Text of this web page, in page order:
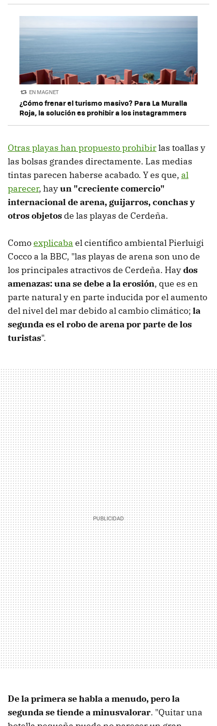
EN MAGNET
¿Cómo frenar el turismo masivo? Para La Muralla
Roja, la solución es prohibir a los instagrammers
Otras playas han propuesto prohibirlas toallas y
las bolsas grandes directamente. Las medias
tintas parecen haberse acabado. Y es que, al
parecer, hayun "creciente comercio"
internacional de arena, guijarros, conchas y
otros objetos de las playas de Cerdeña.
Comoexplicaba el científico ambiental Pierluigi
Cocco a la BBC, "las playas de arena son uno de
los principales atractivos de Cerdeña. Haydos
amenazas: una se debe a la erosión, que es en
parte natural y en parte inducida por el aumento
del nivel del mar debido al cambio climático; la
segunda es el robo de arena por parte de los
turistas".
De la primera se habla a menudo, pero la
segunda se tiende a minusvalorar. "Quitar una